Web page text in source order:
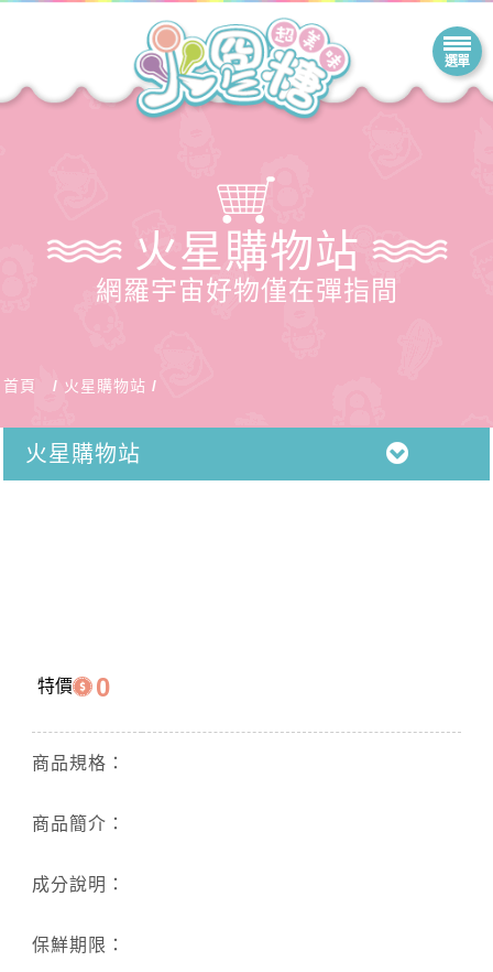
火星購物站
網羅宇宙好物僅在彈指間
首頁 火星購物站
火星購物站
特價 0
商品規格：
商品簡介：
成分說明：
保鮮期限：